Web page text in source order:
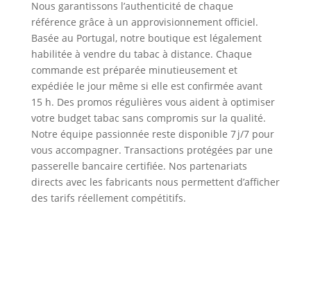
Nous garantissons l’authenticité de chaque
référence grâce à un approvisionnement officiel.
Basée au Portugal, notre boutique est légalement
habilitée à vendre du tabac à distance. Chaque
commande est préparée minutieusement et
expédiée le jour même si elle est confirmée avant
15 h. Des promos régulières vous aident à optimiser
votre budget tabac sans compromis sur la qualité.
Notre équipe passionnée reste disponible 7 j/7 pour
vous accompagner. Transactions protégées par une
passerelle bancaire certifiée. Nos partenariats
directs avec les fabricants nous permettent d’afficher
des tarifs réellement compétitifs.